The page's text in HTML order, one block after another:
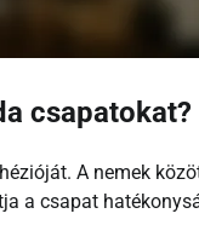
csapatokat?
A nemek
a csapat